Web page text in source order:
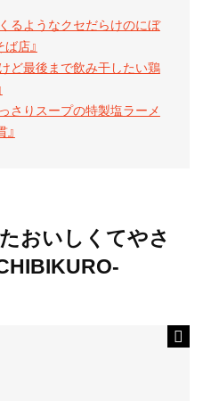
るようなクセだらけのにぼ
店』
ど最後まで飲み干したい鶏
さりスープの特製塩ラーメ
おいしくてやさ